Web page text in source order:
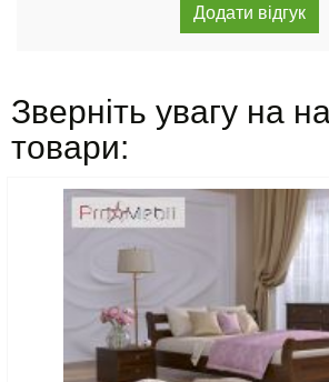
Зверніть увагу на
товари: